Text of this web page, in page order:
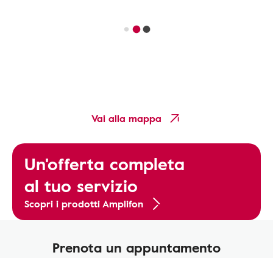
Vai alla mappa
Un'offerta completa
al tuo servizio
Scopri i prodotti Amplifon
Prenota un appuntamento